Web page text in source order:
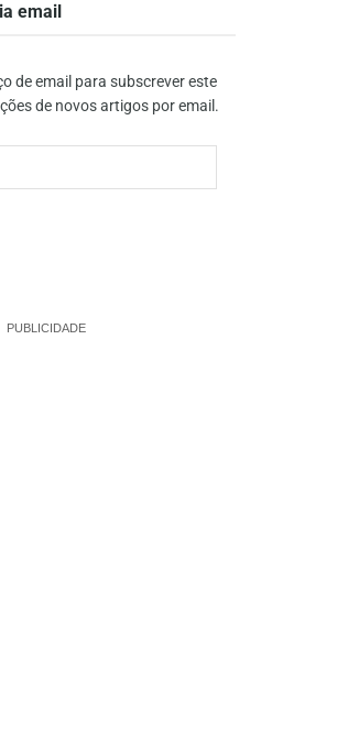
email
de email para subscrever este
de novos artigos por email.
PUBLICIDADE